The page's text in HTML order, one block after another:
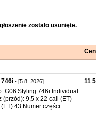
zostało usunięte.
746i - [5.8. 2026]
G06 Styling 746i Individual
(przód): 9,5 x 22 cali (ET)
43 Numer części:
11